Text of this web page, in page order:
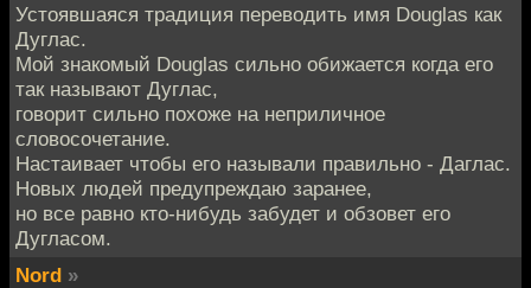
Устоявшаяся традиция переводить имя Douglas как
Дуглас.
Мой знакомый Douglas сильно обижается когда его
так называют Дуглас,
говорит сильно похоже на неприличное
словосочетание.
Настаивает чтобы его называли правильно - Даглас.
Новых людей предупреждаю заранее,
но все равно кто-нибудь забудет и обзовет его
Дугласом.
Nord »